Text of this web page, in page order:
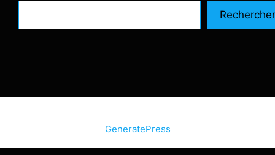
Rechercher
GeneratePress